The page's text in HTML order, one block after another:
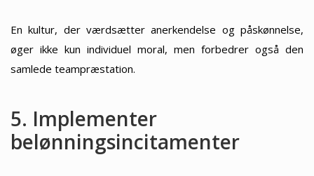
En kultur, der værdsætter anerkendelse og påskønnelse,
øger ikke kun individuel moral, men forbedrer også den
samlede teampræstation.
5. Implementer
belønningsincitamenter